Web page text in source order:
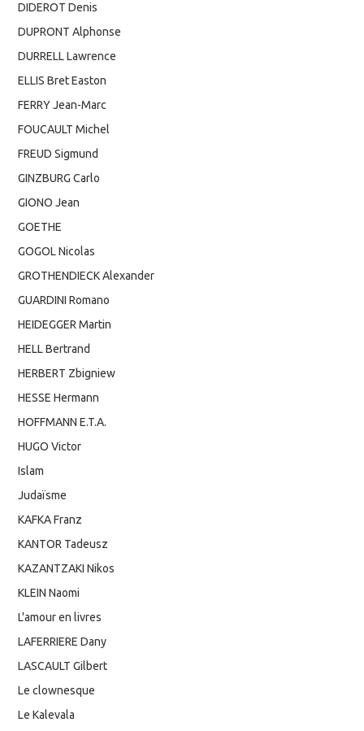
DIDEROT Denis
DUPRONT Alphonse
DURRELL Lawrence
ELLIS Bret Easton
FERRY Jean-Marc
FOUCAULT Michel
FREUD Sigmund
GINZBURG Carlo
GIONO Jean
GOETHE
GOGOL Nicolas
GROTHENDIECK Alexander
GUARDINI Romano
HEIDEGGER Martin
HELL Bertrand
HERBERT Zbigniew
HESSE Hermann
HOFFMANN E.T.A.
HUGO Victor
Islam
Judaïsme
KAFKA Franz
KANTOR Tadeusz
KAZANTZAKI Nikos
KLEIN Naomi
L'amour en livres
LAFERRIERE Dany
LASCAULT Gilbert
Le clownesque
Le Kalevala